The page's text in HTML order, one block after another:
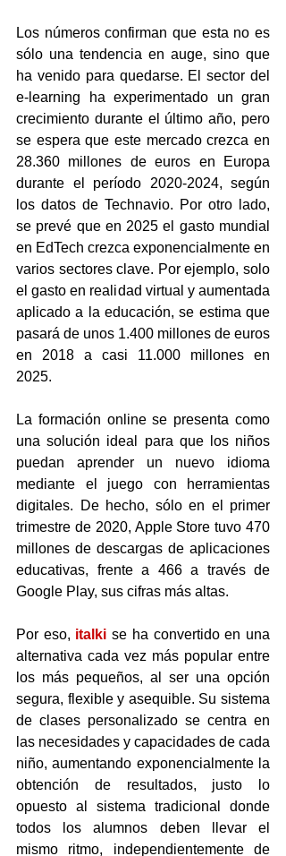
Los números confirman que esta no es
sólo una tendencia en auge, sino que
ha venido para quedarse. El sector del
e-learning ha experimentado un gran
crecimiento durante el último año, pero
se espera que este mercado crezca en
28.360 millones de euros en Europa
durante el período 2020-2024, según
los datos de Technavio. Por otro lado,
se prevé que en 2025 el gasto mundial
en EdTech crezca exponencialmente en
varios sectores clave. Por ejemplo, solo
el gasto en realidad virtual y aumentada
aplicado a la educación, se estima que
pasará de unos 1.400 millones de euros
en 2018 a casi 11.000 millones en
2025.
La formación online se presenta como
una solución ideal para que los niños
puedan aprender un nuevo idioma
mediante el juego con herramientas
digitales. De hecho, sólo en el primer
trimestre de 2020, Apple Store tuvo 470
millones de descargas de aplicaciones
educativas, frente a 466 a través de
Google Play, sus cifras más altas.
Por eso, italki se ha convertido en una
alternativa cada vez más popular entre
los más pequeños, al ser una opción
segura, flexible y asequible. Su sistema
de clases personalizado se centra en
las necesidades y capacidades de cada
niño, aumentando exponencialmente la
obtención de resultados, justo lo
opuesto al sistema tradicional donde
todos los alumnos deben llevar el
mismo ritmo, independientemente de